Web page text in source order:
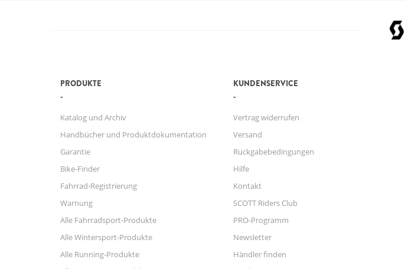
PRODUKTE
Katalog und Archiv
Handbücher und Produktdokumentation
Garantie
Bike-Finder
Fahrrad-Registrierung
Warnung
Alle Fahrradsport-Produkte
Alle Wintersport-Produkte
Alle Running-Produkte
KUNDENSERVICE
Vertrag widerrufen
Versand
Rückgabebedingungen
Hilfe
Kontakt
SCOTT Riders Club
PRO-Programm
Newsletter
Händler finden